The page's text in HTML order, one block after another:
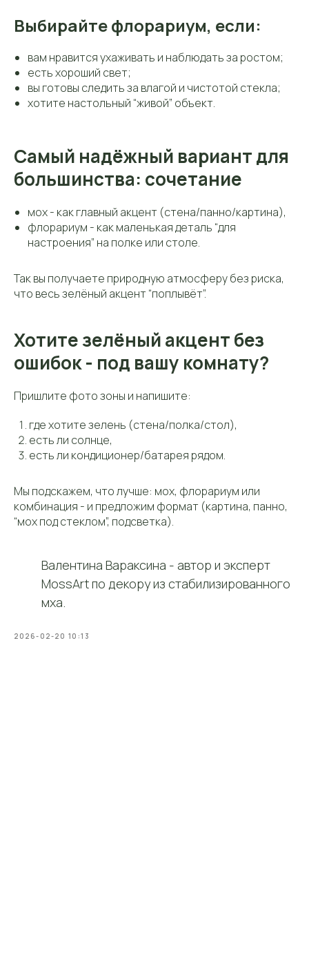
Выбирайте флорариум, если:
вам нравится ухаживать и наблюдать за ростом;
есть хороший свет;
вы готовы следить за влагой и чистотой стекла;
хотите настольный “живой” объект.
Самый надёжный вариант для
большинства: сочетание
мох - как главный акцент (стена/панно/картина),
флорариум - как маленькая деталь “для
настроения” на полке или столе.
Так вы получаете природную атмосферу без риска,
что весь зелёный акцент “поплывёт”.
Хотите зелёный акцент без
ошибок - под вашу комнату?
Пришлите фото зоны и напишите:
где хотите зелень (стена/полка/стол),
есть ли солнце,
есть ли кондиционер/батарея рядом.
Мы подскажем, что лучше: мох, флорариум или
комбинация - и предложим формат (картина, панно,
“мох под стеклом”, подсветка).
Валентина Вараксина - автор и эксперт
MossArt по декору из стабилизированного
мха.
2026-02-20 10:13
Контактная информация
Контакты
Телефон: